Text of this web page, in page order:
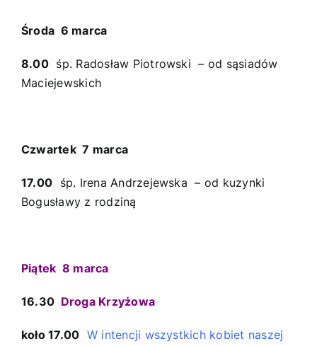
Środa 6 marca
8.00śp. Radosław Piotrowski – od sąsiadów
Maciejewskich
Czwartek 7 marca
17.00 śp. Irena Andrzejewska – od kuzynki
Bogusławy z rodziną
Piątek 8 marca
16.30 Droga Krzyżowa
koło 17.00 W intencji wszystkich kobiet naszej